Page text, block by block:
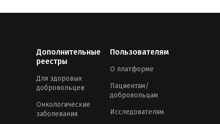
Дополнительные
реестры
Для здоровых
добровольцев
Онкологические
заболевания
Пользователям
О платформе
Пациентам/
добровольцам
Исследователям